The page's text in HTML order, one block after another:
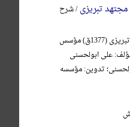
مجتهد تبریزی/ شرح
آیةالله حاج میرزا حسن آقا مجتهد تبریزی (1377ق) مؤسس
علی ابولحسنی
تدوین: مؤسسه